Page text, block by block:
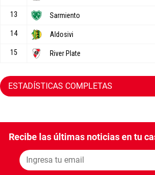
ESTADÍSTICAS COMPLETAS
Recibe las últimas noticias en tu